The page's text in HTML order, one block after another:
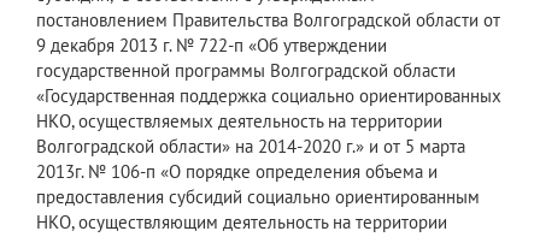
постановлением Правительства Волгоградской области от
9 декабря 2013 г. № 722-п «Об утверждении
государственной программы Волгоградской области
«Государственная поддержка социально ориентированных
НКО, осуществляемых деятельность на территории
Волгоградской области» на 2014-2020 г.» и от 5 марта
2013г. № 106-п «О порядке определения объема и
предоставления субсидий социально ориентированным
НКО, осуществляющим деятельность на территории